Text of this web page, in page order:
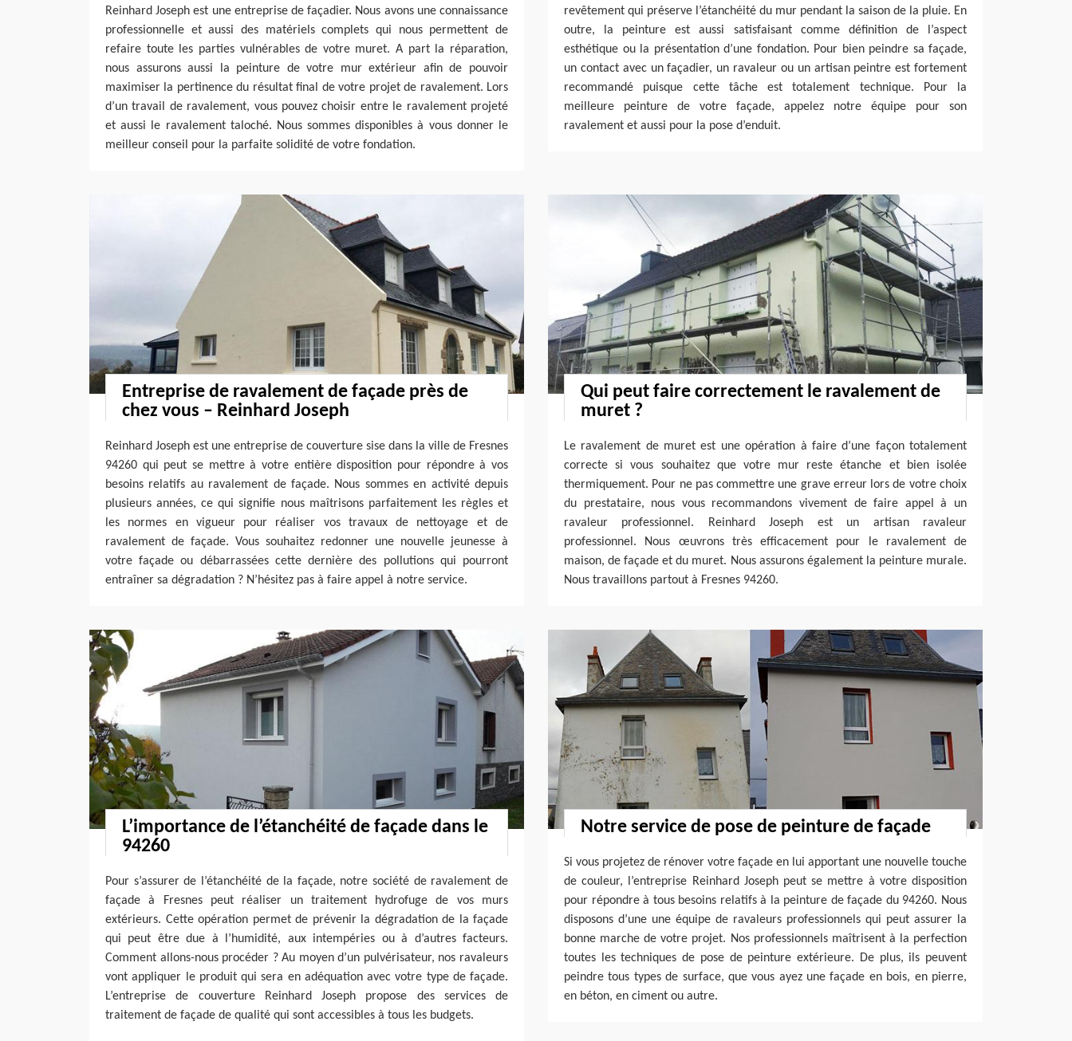
Reinhard Joseph est une entreprise de façadier. Nous avons une connaissance
professionnelle et aussi des matériels complets qui nous permettent de
refaire toute les parties vulnérables de votre muret. A part la réparation,
nous assurons aussi la peinture de votre mur extérieur afin de pouvoir
maximiser la pertinence du résultat final de votre projet de ravalement. Lors
d’un travail de ravalement, vous pouvez choisir entre le ravalement projeté
et aussi le ravalement taloché. Nous sommes disponibles à vous donner le
meilleur conseil pour la parfaite solidité de votre fondation.
revêtement qui préserve l’étanchéité du mur pendant la saison de la pluie. En
outre, la peinture est aussi satisfaisant comme définition de l’aspect
esthétique ou la présentation d’une fondation. Pour bien peindre sa façade,
un contact avec un façadier, un ravaleur ou un artisan peintre est fortement
recommandé puisque cette tâche est totalement technique. Pour la
meilleure peinture de votre façade, appelez notre équipe pour son
ravalement et aussi pour la pose d’enduit.
Entreprise de ravalement de façade près de
chez vous – Reinhard Joseph
Reinhard Joseph est une entreprise de couverture sise dans la ville de Fresnes
94260 qui peut se mettre à votre entière disposition pour répondre à vos
besoins relatifs au ravalement de façade. Nous sommes en activité depuis
plusieurs années, ce qui signifie nous maîtrisons parfaitement les règles et
les normes en vigueur pour réaliser vos travaux de nettoyage et de
ravalement de façade. Vous souhaitez redonner une nouvelle jeunesse à
votre façade ou débarrassées cette dernière des pollutions qui pourront
entraîner sa dégradation ? N’hésitez pas à faire appel à notre service.
Qui peut faire correctement le ravalement de
muret ?
Le ravalement de muret est une opération à faire d’une façon totalement
correcte si vous souhaitez que votre mur reste étanche et bien isolée
thermiquement. Pour ne pas commettre une grave erreur lors de votre choix
du prestataire, nous vous recommandons vivement de faire appel à un
ravaleur professionnel. Reinhard Joseph est un artisan ravaleur
professionnel. Nous œuvrons très efficacement pour le ravalement de
maison, de façade et du muret. Nous assurons également la peinture murale.
Nous travaillons partout à Fresnes 94260.
L’importance de l’étanchéité de façade dans le
94260
Pour s’assurer de l’étanchéité de la façade, notre société de ravalement de
façade à Fresnes peut réaliser un traitement hydrofuge de vos murs
extérieurs. Cette opération permet de prévenir la dégradation de la façade
qui peut être due à l’humidité, aux intempéries ou à d’autres facteurs.
Comment allons-nous procéder ? Au moyen d’un pulvérisateur, nos ravaleurs
vont appliquer le produit qui sera en adéquation avec votre type de façade.
L’entreprise de couverture Reinhard Joseph propose des services de
traitement de façade de qualité qui sont accessibles à tous les budgets.
Notre service de pose de peinture de façade
Si vous projetez de rénover votre façade en lui apportant une nouvelle touche
de couleur, l’entreprise Reinhard Joseph peut se mettre à votre disposition
pour répondre à tous besoins relatifs à la peinture de façade du 94260. Nous
disposons d’une une équipe de ravaleurs professionnels qui peut assurer la
bonne marche de votre projet. Nos professionnels maîtrisent à la perfection
toutes les techniques de pose de peinture extérieure. De plus, ils peuvent
peindre tous types de surface, que vous ayez une façade en bois, en pierre,
en béton, en ciment ou autre.